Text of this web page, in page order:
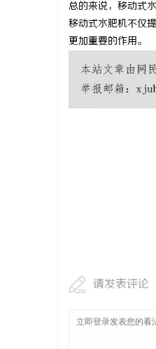
总的来说，移动式
移动式水肥机不仅
更加重要的作用。
请发表评论
麻花影视：引领新时代